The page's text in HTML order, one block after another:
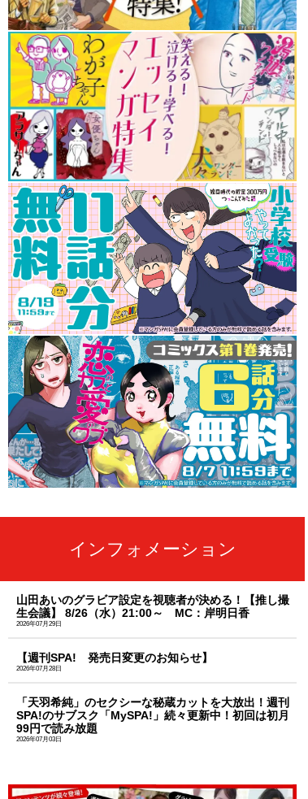
インフォメーション
山田あいのグラビア設定を視聴者が決める！【推し撮
生会議】 8/26（水）21:00～ MC：岸明日香
2026年07月29日
【週刊SPA! 発売日変更のお知らせ】
2026年07月28日
「天羽希純」のセクシーな秘蔵カットを大放出！週刊
SPA!のサブスク「MySPA!」続々更新中！初回は初月
99円で読み放題
2026年07月03日